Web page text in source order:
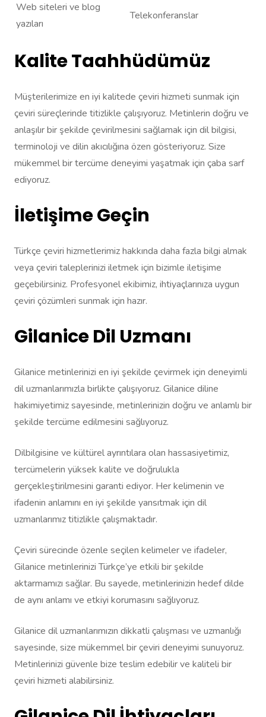
Web siteleri ve blog
yazıları
Telekonferanslar
Kalite Taahhüdümüz
Müşterilerimize en iyi kalitede çeviri hizmeti sunmak için
çeviri süreçlerinde titizlikle çalışıyoruz. Metinlerin doğru ve
anlaşılır bir şekilde çevirilmesini sağlamak için dil bilgisi,
terminoloji ve dilin akıcılığına özen gösteriyoruz. Size
mükemmel bir tercüme deneyimi yaşatmak için çaba sarf
ediyoruz.
İletişime Geçin
Türkçe çeviri hizmetlerimiz hakkında daha fazla bilgi almak
veya çeviri taleplerinizi iletmek için bizimle iletişime
geçebilirsiniz. Profesyonel ekibimiz, ihtiyaçlarınıza uygun
çeviri çözümleri sunmak için hazır.
Gilanice Dil Uzmanı
Gilanice metinlerinizi en iyi şekilde çevirmek için deneyimli
dil uzmanlarımızla birlikte çalışıyoruz. Gilanice diline
hakimiyetimiz sayesinde, metinlerinizin doğru ve anlamlı bir
şekilde tercüme edilmesini sağlıyoruz.
Dilbilgisine ve kültürel ayrıntılara olan hassasiyetimiz,
tercümelerin yüksek kalite ve doğrulukla
gerçekleştirilmesini garanti ediyor. Her kelimenin ve
ifadenin anlamını en iyi şekilde yansıtmak için dil
uzmanlarımız titizlikle çalışmaktadır.
Çeviri sürecinde özenle seçilen kelimeler ve ifadeler,
Gilanice metinlerinizi Türkçe’ye etkili bir şekilde
aktarmamızı sağlar. Bu sayede, metinlerinizin hedef dilde
de aynı anlamı ve etkiyi korumasını sağlıyoruz.
Gilanice dil uzmanlarımızın dikkatli çalışması ve uzmanlığı
sayesinde, size mükemmel bir çeviri deneyimi sunuyoruz.
Metinlerinizi güvenle bize teslim edebilir ve kaliteli bir
çeviri hizmeti alabilirsiniz.